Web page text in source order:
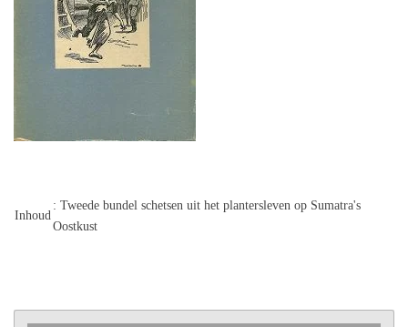
Inhoud
: Tweede bundel schetsen uit het plantersleven op Sumatra's
Oostkust